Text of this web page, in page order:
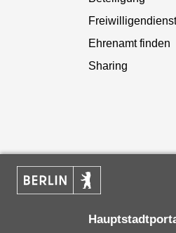
Ehrenamt finden
Sharing